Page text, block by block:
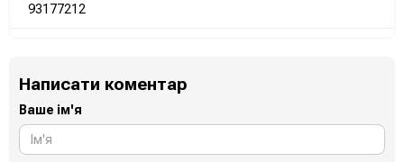
93177212
Написати коментар
Ваше ім'я